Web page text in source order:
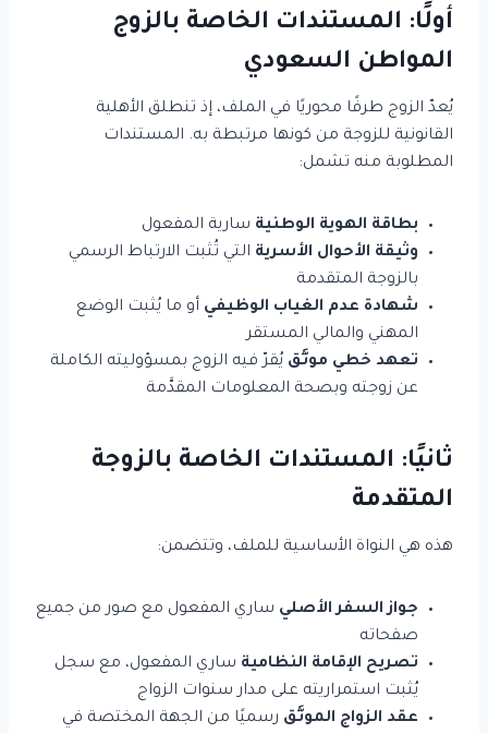
أولًا: المستندات الخاصة بالزوج
المواطن السعودي
يُعدّ الزوج طرفًا محوريًا في الملف، إذ تنطلق الأهلية
القانونية للزوجة من كونها مرتبطة به. المستندات
المطلوبة منه تشمل:
بطاقة الهوية الوطنية سارية المفعول
وثيقة الأحوال الأسرية التي تُثبت الارتباط الرسمي
بالزوجة المتقدمة
شهادة عدم الغياب الوظيفي أو ما يُثبت الوضع
المهني والمالي المستقر
تعهد خطي موثَّق يُقرّ فيه الزوج بمسؤوليته الكاملة
عن زوجته وبصحة المعلومات المقدَّمة
ثانيًا: المستندات الخاصة بالزوجة
المتقدمة
هذه هي النواة الأساسية للملف، وتتضمن:
جواز السفر الأصلي ساري المفعول مع صور من جميع
صفحاته
تصريح الإقامة النظامية ساري المفعول، مع سجل
يُثبت استمراريته على مدار سنوات الزواج
عقد الزواج الموثَّق رسميًا من الجهة المختصة في